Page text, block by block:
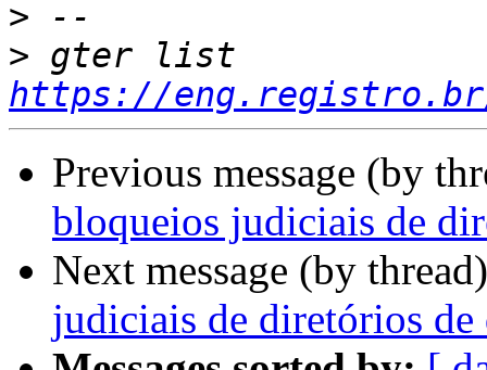
>
>
https://
Previous message (by
bloqueios judiciais de
Next message (by
judiciais de diretórios